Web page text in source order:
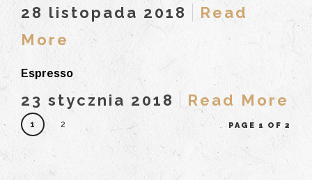
28 listopada 2018
Read
More
Espresso
23 stycznia 2018 Read More
1 2 PAGE 1 OF 2